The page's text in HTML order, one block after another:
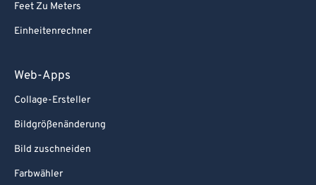
Feet Zu Meters
Einheitenrechner
Web-Apps
Collage-Ersteller
Bildgrößenänderung
Bild zuschneiden
Farbwähler